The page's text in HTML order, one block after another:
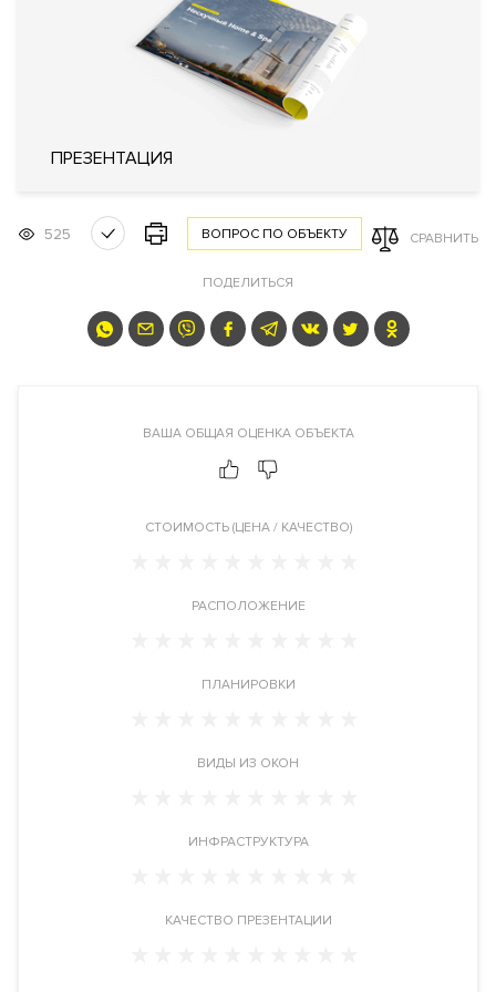
OTIS (США)
ЖК "Резиденции Замоскворечье"
Преимущества дома
4 метров. На верхних этажах возможно купить квартиры или
пентхаусы с террасами и панорамными видами.
С верхних этажей и пентхаусов жилого комплекса
Жилой комплекс расположен в ЦАО, в тихих переулках
Автоматизированная система диспетчеризации инженерного
ПРЕЗЕНТАЦИЯ
525 ВОПРОС ПО ОБЪЕКТУ СРАВНИТЬ
ПОДЕЛИТЬСЯ
ВАША ОБЩАЯ ОЦЕНКА ОБЪЕКТА
CТОИМОСТЬ (ЦЕНА / КАЧЕСТВО)
РАСПОЛОЖЕНИЕ
ПЛАНИРОВКИ
ВИДЫ ИЗ ОКОН
ИНФРАСТРУКТУРА
КАЧЕСТВО ПРЕЗЕНТАЦИИ